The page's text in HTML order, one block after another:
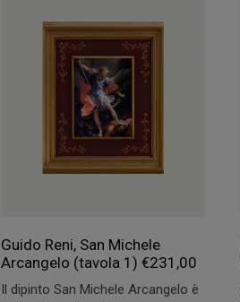
Guido Reni, San Michele
Arcangelo (tavola 1) €231,00
Il dipinto San Michele Arcangelo è